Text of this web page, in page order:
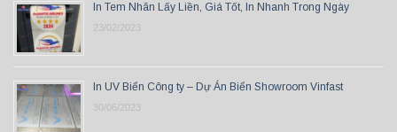
In Tem Nhãn Lấy Liền, Giá Tốt, In Nhanh Trong Ngày
23/02/2023
In UV Biển Công ty – Dự Án Biển Showroom Vinfast
30/06/2023